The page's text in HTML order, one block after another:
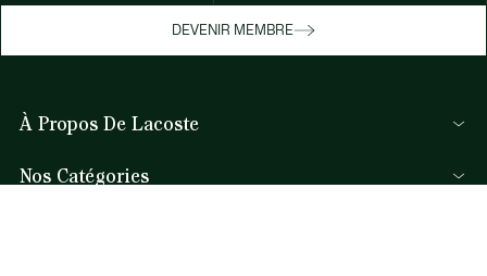
DEVENIR MEMBRE
À Propos De Lacoste
Nos Catégories
Devenez membre ou connectez-vous pour
bénéficier de cadeaux membres au fil de